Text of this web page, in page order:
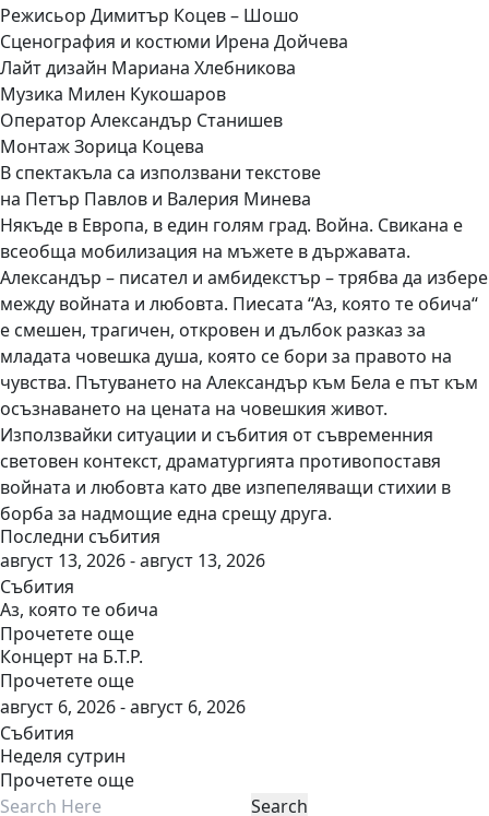
Режисьор Димитър Коцев – Шошо
Сценография и костюми Ирена Дойчева
Лайт дизайн Мариана Хлебникова
Музика Милен Кукошаров
Оператор Александър Станишев
Монтаж Зорица Коцева
В спектакъла са използвани текстове
на Петър Павлов и Валерия Минева
Някъде в Европа, в един голям град. Война. Свикана е
всеобща мобилизация на мъжете в държавата.
Александър – писател и амбидекстър – трябва да избере
между войната и любовта. Пиесата “Аз, която те обича“
е смешен, трагичен, откровен и дълбок разказ за
младата човешка душа, която се бори за правото на
чувства. Пътуването на Александър към Бела е път към
осъзнаването на цената на човешкия живот.
Използвайки ситуации и събития от съвременния
световен контекст, драматургията противопоставя
войната и любовта като две изпепеляващи стихии в
борба за надмощие една срещу друга.
Последни събития
август 13, 2026 - август 13, 2026
Събития
Аз, която те обича
Прочетете още
Концерт на Б.Т.Р.
Прочетете още
август 6, 2026 - август 6, 2026
Събития
Неделя сутрин
Прочетете още